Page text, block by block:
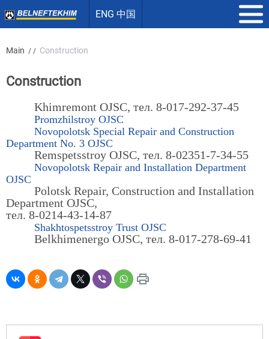
ENG 中国
Main / / Construction
Construction
Khimremont OJSC, тел. 8-017-292-37-45
Promzhilstroy OJSC
Novopolotsk Special Repair and Construction
Department No. 3 OJSC
Remspetsstroy OJSC, тел. 8-02351-7-34-55
Novopolotsk Repair and Installation Department
OJSC
Polotsk Repair, Construction and Installation
Department OJSC,
тел. 8-0214-43-14-87
Shakhtospetsstroy Trust OJSC
Belkhimenergo OJSC, тел. 8-017-278-69-41